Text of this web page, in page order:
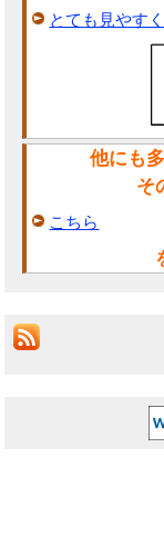
とても見やす
他にも
そ
こちら